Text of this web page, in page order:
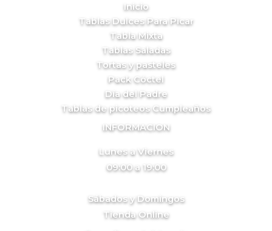
Inicio
Tablas Dulces Para Picar
Tabla Mixta
Tablas Saladas
Tortas y pasteles
Pack Cóctel
Día del Padre
Tablas de picoteos Cumpleaños
INFORMACION
Lunes a Viernes
09:00 a 19:00
Sábados y Domingos
Tienda Online